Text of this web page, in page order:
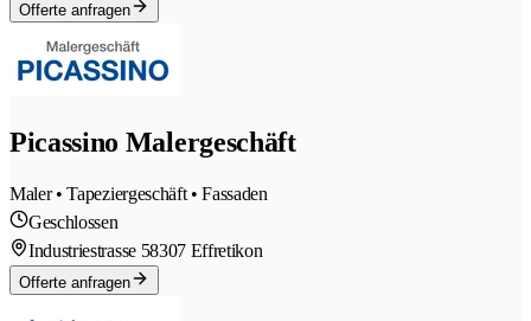
Offerte anfragen
Picassino Malergeschäft
Maler • Tapeziergeschäft • Fassaden
Geschlossen
Industriestrasse 58307 Effretikon
Offerte anfragen